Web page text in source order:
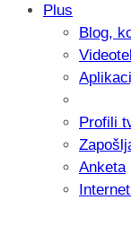
Plus
Blog,
Profili
Anketa